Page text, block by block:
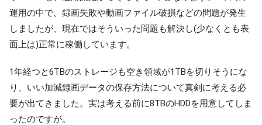
運用の中で、録画失敗や動画ファイル破損などの問題が発生
しましたが、現在ではそういった問題も解決し(少なくとも表
面上は)正常に稼働しています。
1年経つと6TBのストレージも空き領域が1TBを切りそうにな
り、いい加減録画データの保存方法について真剣に考える必
要が出てきました。実は考える前に8TBのHDDを用意してしま
ったのですが。